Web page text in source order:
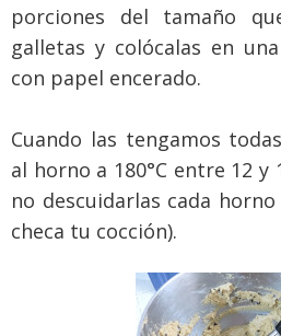
porciones del tamaño
galletas y colócalas en
con papel encerado.
Cuando las tengamos
al horno a 180°C entre 12
no descuidarlas cada
checa tu cocción).